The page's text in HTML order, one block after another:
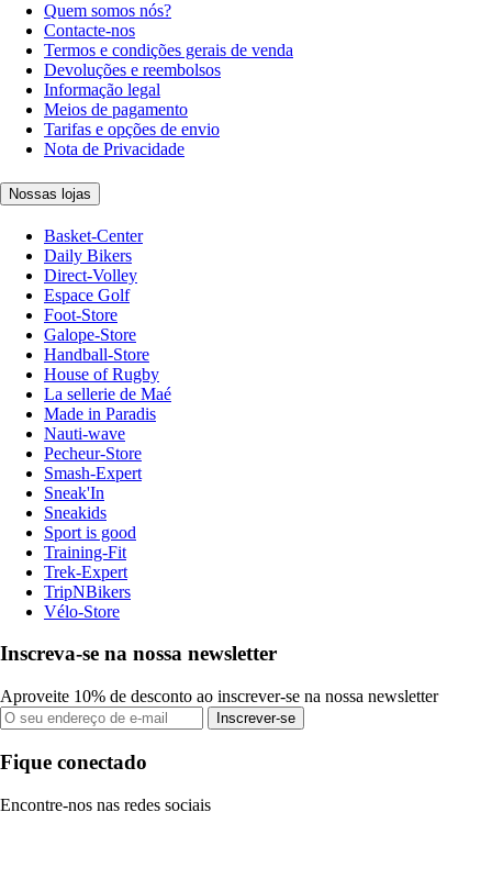
Quem somos nós?
Contacte-nos
Termos e condições gerais de venda
Devoluções e reembolsos
Informação legal
Meios de pagamento
Tarifas e opções de envio
Nota de Privacidade
Nossas lojas
Basket-Center
Daily Bikers
Direct-Volley
Espace Golf
Foot-Store
Galope-Store
Handball-Store
House of Rugby
La sellerie de Maé
Made in Paradis
Nauti-wave
Pecheur-Store
Smash-Expert
Sneak'In
Sneakids
Sport is good
Training-Fit
Trek-Expert
TripNBikers
Vélo-Store
Inscreva-se na nossa newsletter
Aproveite 10% de desconto ao inscrever-se na nossa newsletter
Inscrever-se
Fique conectado
Encontre-nos nas redes sociais